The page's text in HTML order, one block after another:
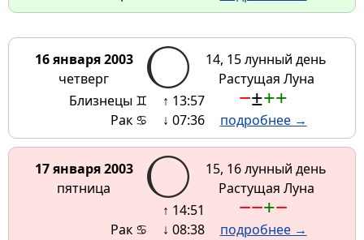
16 января 2003
четверг
14, 15 лунный день
Растущая Луна
Близнецы ♊
Рак ♋
↑ 13:57
↓ 07:36
−±++
подробнее →
17 января 2003
пятница
15, 16 лунный день
Растущая Луна
Рак ♋
↑ 14:51
↓ 08:38
−−+−
подробнее →